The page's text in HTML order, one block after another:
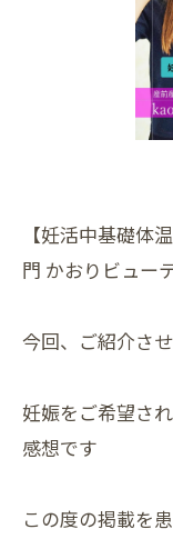
【妊活中基礎
門 かおりビュー
今回、ご紹介さ
妊娠をご希望さ
感想です
この度の掲載を